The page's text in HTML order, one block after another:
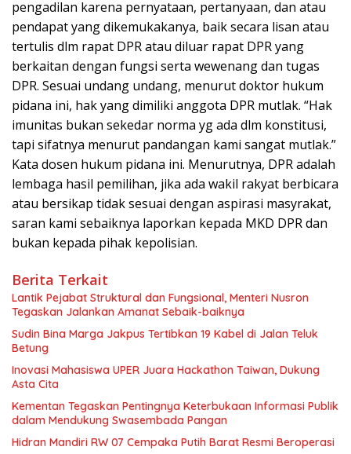
pengadilan karena pernyataan, pertanyaan, dan atau
pendapat yang dikemukakanya, baik secara lisan atau
tertulis dlm rapat DPR atau diluar rapat DPR yang
berkaitan dengan fungsi serta wewenang dan tugas
DPR. Sesuai undang undang, menurut doktor hukum
pidana ini, hak yang dimiliki anggota DPR mutlak. “Hak
imunitas bukan sekedar norma yg ada dlm konstitusi,
tapi sifatnya menurut pandangan kami sangat mutlak.”
Kata dosen hukum pidana ini. Menurutnya, DPR adalah
lembaga hasil pemilihan, jika ada wakil rakyat berbicara
atau bersikap tidak sesuai dengan aspirasi masyrakat,
saran kami sebaiknya laporkan kepada MKD DPR dan
bukan kepada pihak kepolisian.
Berita Terkait
Lantik Pejabat Struktural dan Fungsional, Menteri Nusron
Tegaskan Jalankan Amanat Sebaik-baiknya
Sudin Bina Marga Jakpus Tertibkan 19 Kabel di Jalan Teluk
Betung
Inovasi Mahasiswa UPER Juara Hackathon Taiwan, Dukung
Asta Cita
Kementan Tegaskan Pentingnya Keterbukaan Informasi Publik
dalam Mendukung Swasembada Pangan
Hidran Mandiri RW 07 Cempaka Putih Barat Resmi Beroperasi